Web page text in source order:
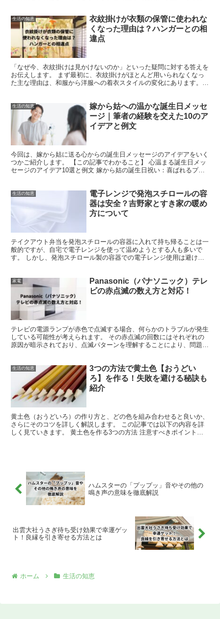
生活の知恵
衣紋掛けが衣類の保管に使われな
くなった理由は？ハンガーとの相
違点
「なぜ今、衣紋掛けは見かけないのか」といった疑問に対する答えを
お伝えします。 まず最初に、衣紋掛けがほとんど用いられなくなっ
た主な理由は、和服から洋服への着衣スタイルの変化にあります。
生活の知恵
嫁から姑への温かな誕生日メッセ
ージ｜筆者の経験を交えた10のア
イデアと例文
今回は、嫁から姑に送る心からの誕生日メッセージのアイデアをいく
つかご紹介します。 【この記事でわかること】 心温まる誕生日メッ
セージのアイデア10選と例文 嫁から姑の誕生日祝い：喜ばれるプレ
生活の知恵
電子レンジで発泡スチロールの容
器は安全？吉野家とすき家の暖め
方について
テイクアウト弁当を発泡スチロールの容器に入れて持ち帰ることは一
般的ですが、自宅で電子レンジを使って温めようとする人も多いで
す。 しかし、発泡スチロール製の容器での電子レンジ使用は避けた
家電
Panasonic（パナソニック）テレ
ビの赤点滅の数え方と対応！
テレビの電源ランプが赤色で点滅する場合、何らかのトラブルが発生
している可能性が考えられます。 その赤点滅の回数にはそれぞれの
原因が暗示されており、点滅パターンを理解することにより、問題点
生活の知恵
3つの方法で黄土色【おうどい
ろ】を作る！失敗を避ける秘訣も
紹介
黄土色（おうどいろ）の作り方と、どの色を組み合わせると良いか、
さらにそのコツを詳しく解説します。 この記事では以下の内容を詳
しく見ていきます。 黄土色を作る3つの方法 注意すべきポイントと
ハムスターの「プップッ」音やその他の
鳴き声の意味を徹底解説
出雲大社うさぎ待ち受け効果で幸運ゲッ
ト！良縁を引き寄せる方法とは
ホーム 生活の知恵